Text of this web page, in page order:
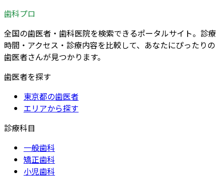
歯科プロ
全国の歯医者・歯科医院を検索できるポータルサイト。診療
時間・アクセス・診療内容を比較して、あなたにぴったりの
歯医者さんが見つかります。
歯医者を探す
東京都の歯医者
エリアから探す
診療科目
一般歯科
矯正歯科
小児歯科